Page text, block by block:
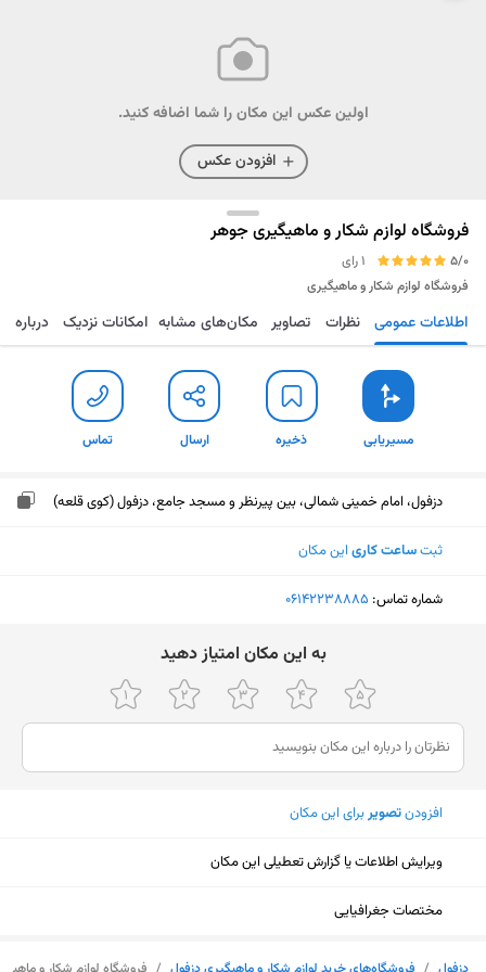
اولین عکس این مکان را شما اضافه کنید.
افزودن عکس
فروشگاه لوازم شکار و ماهیگیری جوهر
5/0
1 رای
فروشگاه لوازم شکار و ماهیگیری
مسیریابی ذخیره ارسال تماس اطلاعات عمومی نظرات تصاویر مکان‌های مشابه امکانات نزدیک درباره
مسیریابی ذخیره ارسال تماس
دزفول، امام خمینی شمالی، بین پیرنظر و مسجد جامع، دزفول (کوی قلعه)
ثبتساعت کاری این مکان
شماره تماس: ‎06142238885
ﺑﻪ اﯾﻦ ﻣﮑﺎن اﻣﺘﯿﺎز دﻫﯿﺪ
افزودنتصویربرای این مکان
ویرایش اطلاعات یا گزارش تعطیلی این مکان
مختصات جغرافیایی